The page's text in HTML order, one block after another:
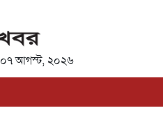
০৭ আগস্ট, ২০২৬